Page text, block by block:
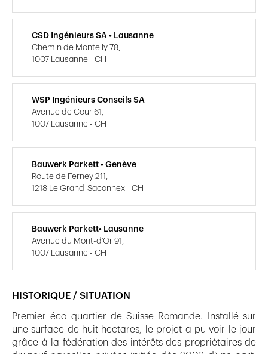
HISTORIQUE / SITUATION
Premier éco quartier de Suisse Romande. Installé sur
une surface de huit hectares, le projet a pu voir le jour
grâce à la fédération des intérêts des propriétaires de
CSD Ingénieurs SA • Lausanne
Chemin de Montelly 78,
1007 Lausanne - CH
WSP Ingénieurs Conseils SA
Avenue de Cour 61,
1007 Lausanne - CH
Bauwerk Parkett • Genève
Route de Ferney 211,
1218 Le Grand-Saconnex - CH
Bauwerk Parkett• Lausanne
Avenue du Mont-d'Or 91,
1007 Lausanne - CH